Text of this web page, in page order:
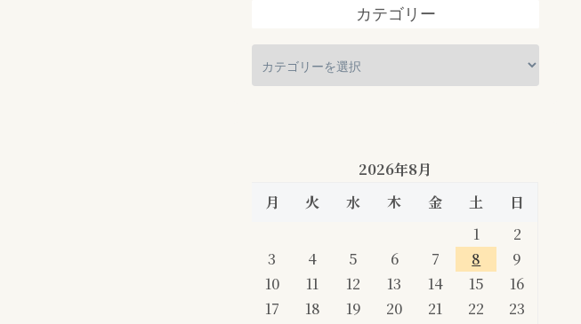
カテゴリー
2026年8月
月
火 水 木 金 土
日
1
2
3
4 5 6 7 8
9
10
11 12 13 14 15
16
17
18 19 20 21 22
23